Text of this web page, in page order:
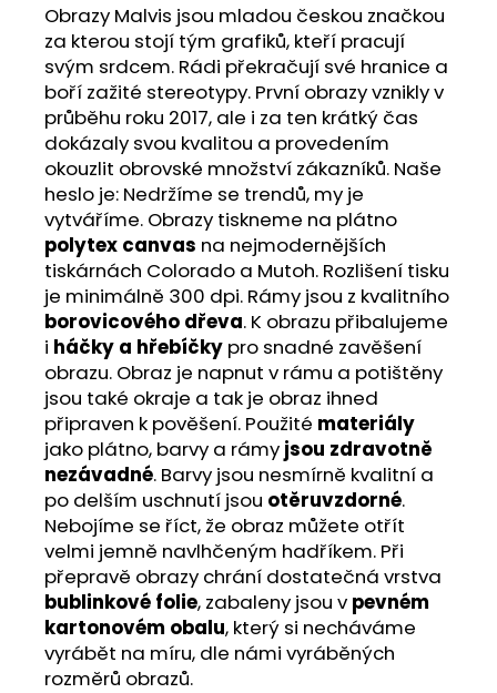
Obrazy Malvis jsou mladou českou značkou
za kterou stojí tým grafiků, kteří pracují
svým srdcem. Rádi překračují své hranice a
boří zažité stereotypy. První obrazy vznikly v
průběhu roku 2017, ale i za ten krátký čas
dokázaly svou kvalitou a provedením
okouzlit obrovské množství zákazníků. Naše
heslo je: Nedržíme se trendů, my je
vytváříme. Obrazy tiskneme na plátno
polytex canvas na nejmodernějších
tiskárnách Colorado a Mutoh. Rozlišení tisku
je minimálně 300 dpi. Rámy jsou z kvalitního
borovicového dřeva. K obrazu přibalujeme
i háčky a hřebíčky pro snadné zavěšení
obrazu. Obraz je napnut v rámu a potištěny
jsou také okraje a tak je obraz ihned
připraven k pověšení. Použité materiály
jako plátno, barvy a rámy jsou zdravotně
nezávadné. Barvy jsou nesmírně kvalitní a
po delším uschnutí jsou otěruvzdorné.
Nebojíme se říct, že obraz můžete otřít
velmi jemně navlhčeným hadříkem. Při
přepravě obrazy chrání dostatečná vrstva
bublinkové folie, zabaleny jsou v pevném
kartonovém obalu, který si necháváme
vyrábět na míru, dle námi vyráběných
rozměrů obrazů.